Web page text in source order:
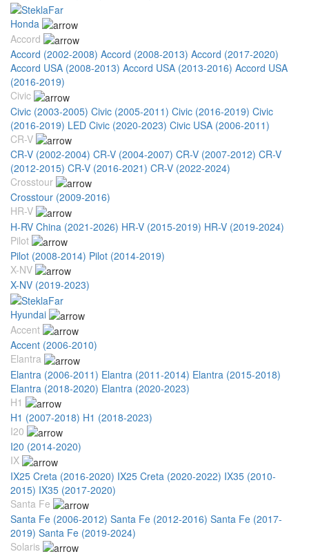
Honda
Accord
Accord (2002-2008) Accord (2008-2013) Accord (2017-2020)
Accord USA (2008-2013) Accord USA (2013-2016) Accord USA
(2016-2019)
Civic
Civic (2003-2005) Civic (2005-2011) Civic (2016-2019) Civic
(2016-2019) LED Civic (2020-2023) Civic USA (2006-2011)
CR-V
CR-V (2002-2004) CR-V (2004-2007) CR-V (2007-2012) CR-V
(2012-2015) CR-V (2016-2021) CR-V (2022-2024)
Crosstour
Crosstour (2009-2016)
HR-V
H-RV China (2021-2026) HR-V (2015-2019) HR-V (2019-2024)
Pilot
Pilot (2008-2014) Pilot (2014-2019)
X-NV
X-NV (2019-2023)
Hyundai
Accent
Accent (2006-2010)
Elantra
Elantra (2006-2011) Elantra (2011-2014) Elantra (2015-2018)
Elantra (2018-2020) Elantra (2020-2023)
H1
H1 (2007-2018) H1 (2018-2023)
I20
I20 (2014-2020)
IX
IX25 Creta (2016-2020) IX25 Creta (2020-2022) IX35 (2010-
2015) IX35 (2017-2020)
Santa Fe
Santa Fe (2006-2012) Santa Fe (2012-2016) Santa Fe (2017-
2019) Santa Fe (2019-2024)
Solaris